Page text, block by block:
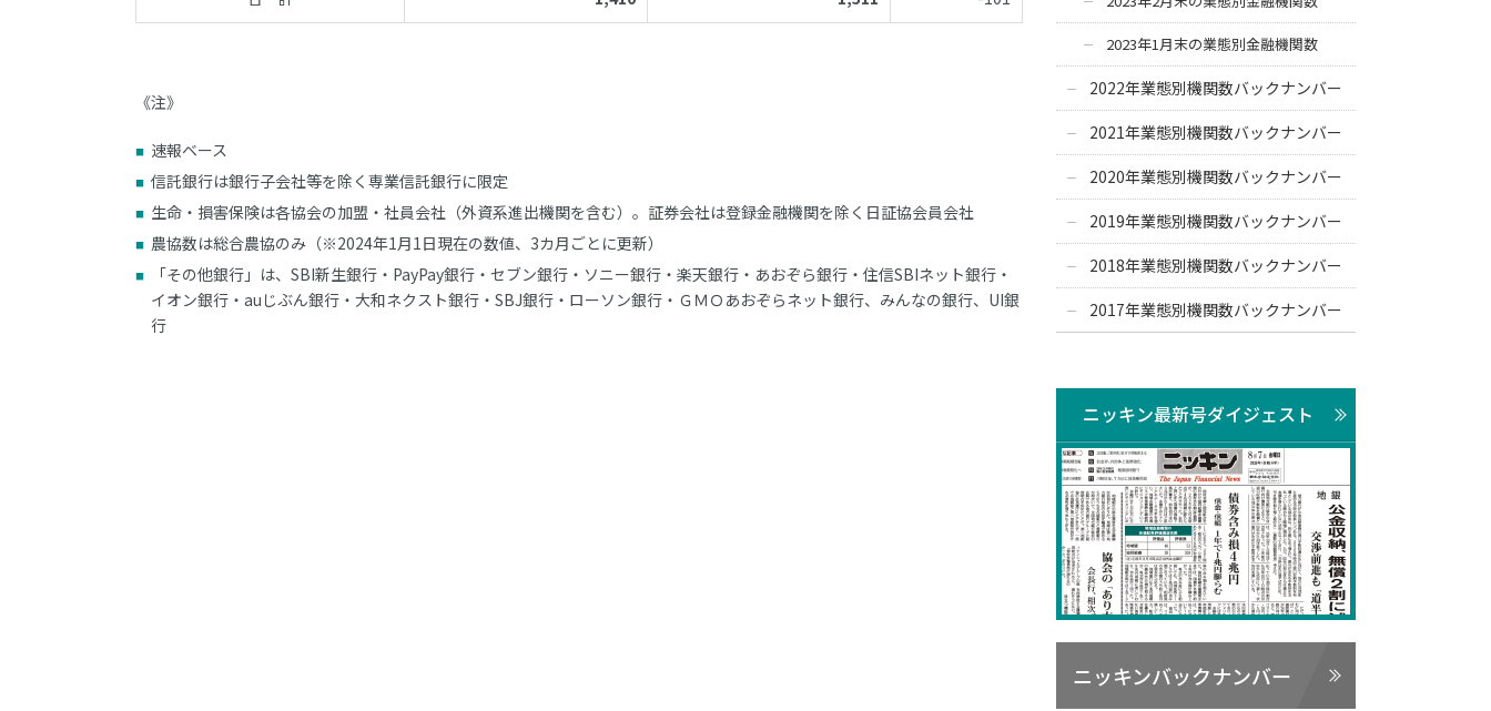
《注》
速報ベース
信託銀行は銀行子会社等を除く専業信託銀行に限定
生命・損害保険は各協会の加盟・社員会社（外資系進出機関を含む）。証券会社は登録金融機関を除く日証協会員会社
農協数は総合農協のみ（※2024年1月1日現在の数値、3カ月ごとに更新）
「その他銀行」は、SBI新生銀行・PayPay銀行・セブン銀行・ソニー銀行・楽天銀行・あおぞら銀行・住信SBIネット銀行・
イオン銀行・auじぶん銀行・大和ネクスト銀行・SBJ銀行・ローソン銀行・ＧＭＯあおぞらネット銀行、みんなの銀行、UI銀
行
2023年1月末の業態別金融機関数
2022年業態別機関数バックナンバー
2021年業態別機関数バックナンバー
2020年業態別機関数バックナンバー
2019年業態別機関数バックナンバー
2018年業態別機関数バックナンバー
2017年業態別機関数バックナンバー
ニッキン最新号ダイジェスト
ニッキンバックナンバー